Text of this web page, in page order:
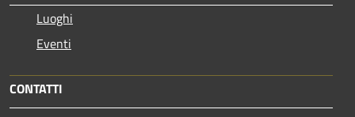
Luoghi
Eventi
CONTATTI